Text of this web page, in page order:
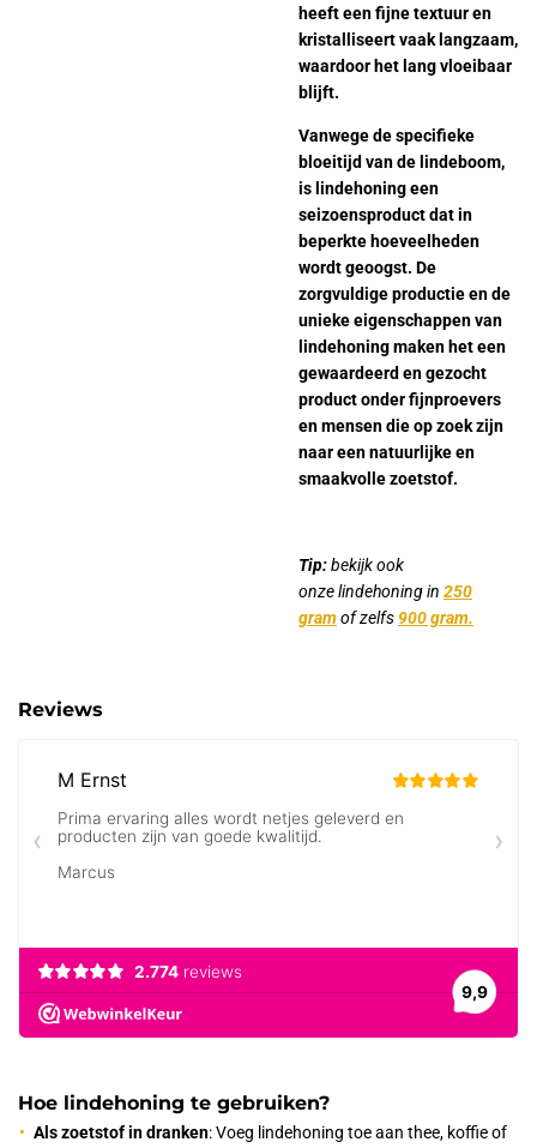
heeft een fijne textuur en
kristalliseert vaak langzaam,
waardoor het lang vloeibaar
blijft.
Vanwege de specifieke
bloeitijd van de lindeboom,
is lindehoning een
seizoensproduct dat in
beperkte hoeveelheden
wordt geoogst. De
zorgvuldige productie en de
unieke eigenschappen van
lindehoning maken het een
gewaardeerd en gezocht
product onder fijnproevers
en mensen die op zoek zijn
naar een natuurlijke en
smaakvolle zoetstof.
Tip:bekijk ook
onze lindehoning in 250
gramof zelfs 900 gram.
Reviews
Hoe lindehoning te gebruiken?
Als zoetstof in dranken: Voeg lindehoning toe aan thee, koffie of